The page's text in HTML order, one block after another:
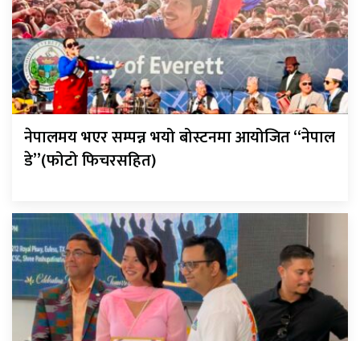
नेपालमय भएर सम्पन्न भयो बोस्टनमा आयोजित “नेपाल
डे”(फोटो फिचरसहित)